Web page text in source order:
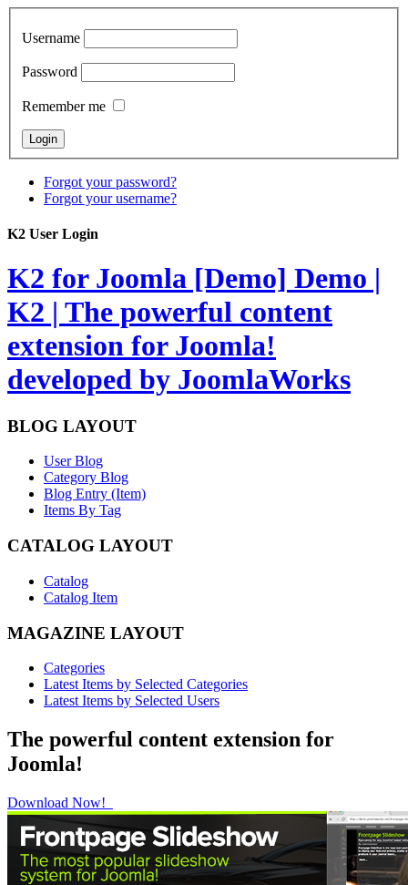
Username
Password
Remember me
Forgot your password?
Forgot your username?
K2 User Login
K2 for Joomla [Demo] Demo |
K2 | The powerful content
extension for Joomla!
developed by JoomlaWorks
BLOG LAYOUT
User Blog
Category Blog
Blog Entry (Item)
Items By Tag
CATALOG LAYOUT
Catalog
Catalog Item
MAGAZINE LAYOUT
Categories
Latest Items by Selected Categories
Latest Items by Selected Users
The powerful content extension for
Joomla!
Download Now!